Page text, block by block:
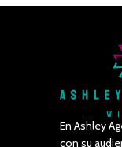
En Ashley
con su